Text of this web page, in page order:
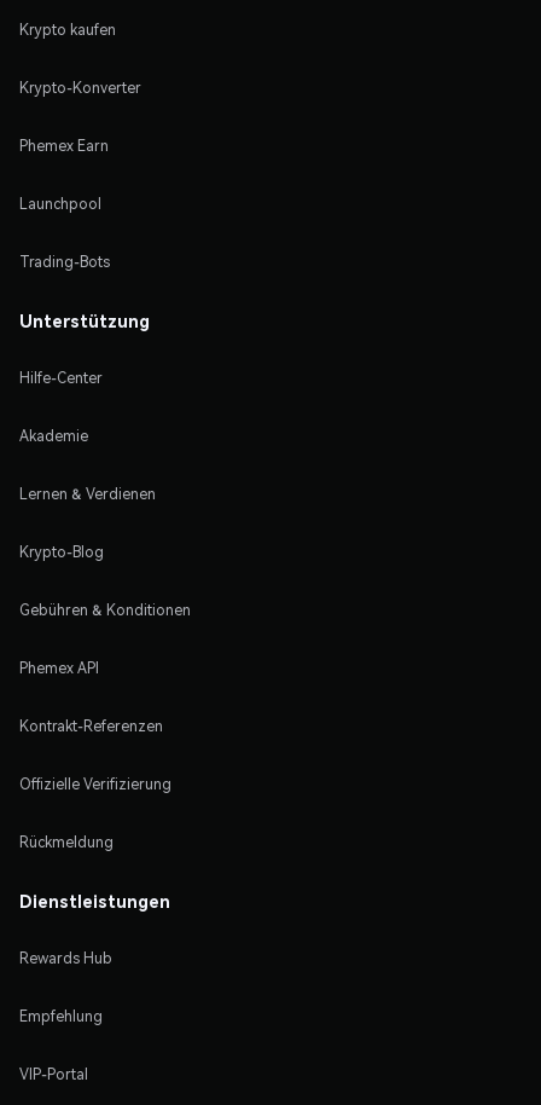
Krypto kaufen
Krypto-Konverter
Phemex Earn
Launchpool
Trading-Bots
Unterstützung
Hilfe-Center
Akademie
Lernen & Verdienen
Krypto-Blog
Gebühren & Konditionen
Phemex API
Kontrakt-Referenzen
Offizielle Verifizierung
Rückmeldung
Dienstleistungen
Rewards Hub
Empfehlung
VIP-Portal